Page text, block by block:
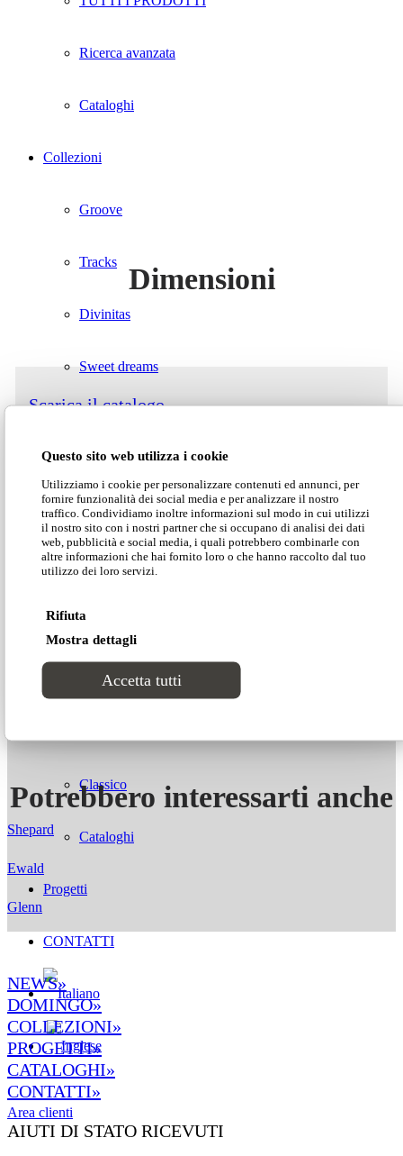
Questo sito web utilizza i cookie
Utilizziamo i cookie per personalizzare contenuti ed annunci, per
fornire funzionalità dei social media e per analizzare il nostro
traffico. Condividiamo inoltre informazioni sul modo in cui utilizzi
il nostro sito con i nostri partner che si occupano di analisi dei dati
web, pubblicità e social media, i quali potrebbero combinarle con
altre informazioni che hai fornito loro o che hanno raccolto dal tuo
utilizzo dei loro servizi.
Rifiuta
Mostra dettagli
Accetta tutti
Ricerca avanzata
Cataloghi
Collezioni
Groove
Tracks
Divinitas
Sweet dreams
Lab2
CATALOGHI
Moderno
Classico
Cataloghi
Progetti
CONTATTI
Area clienti
Dimensioni
Scarica il catalogo
Scarica la scheda tecnica
Scarica 2D/3D
Potrebbero interessarti anche
Shepard
Ewald
Glenn
NEWS»
DOMINGO»
COLLEZIONI»
PROGETTI»
CATALOGHI»
CONTATTI»
AIUTI DI STATO RICEVUTI